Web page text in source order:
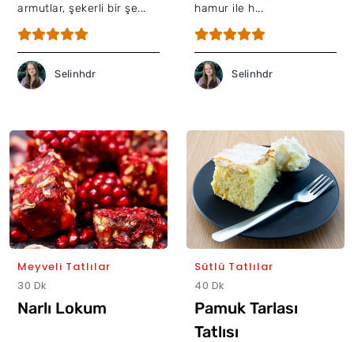
armutlar, şekerli bir şe...
Selinhdr
hamur ile h...
Selinhdr
Meyveli Tatlılar
30 Dk
Narlı Lokum
Sütlü Tatlılar
40 Dk
Pamuk Tarlası
Tatlısı